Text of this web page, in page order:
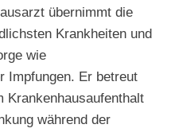
übernimmt die
Krankheiten und
wie
Impfungen. Er betreut
Krankenhausaufenthalt
während der